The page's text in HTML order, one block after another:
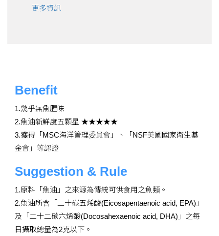
更多資訊
Benefit
1.幾乎無魚腥味
2.魚油新鮮度五顆星 ★★★★★
3.獲得「MSC海洋管理委員會」、「NSF美國國家衛生基
金會」等認證
Suggestion & Rule
1.原料「魚油」之來源為傳統可供食用之魚類。
2.魚油所含「二十碳五烯酸(Eicosapentaenoic acid, EPA)」
及「二十二碳六烯酸(Docosahexaenoic acid, DHA)」之每
日攝取總量為2克以下。